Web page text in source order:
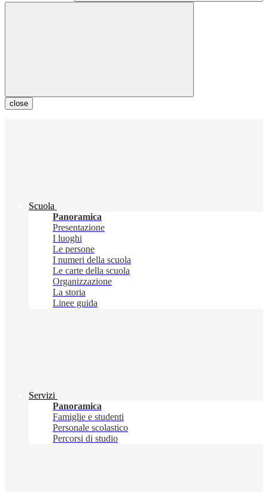
close
Scuola
Panoramica
Presentazione
I luoghi
Le persone
I numeri della scuola
Le carte della scuola
Organizzazione
La storia
Linee guida
Servizi
Panoramica
Famiglie e studenti
Personale scolastico
Percorsi di studio